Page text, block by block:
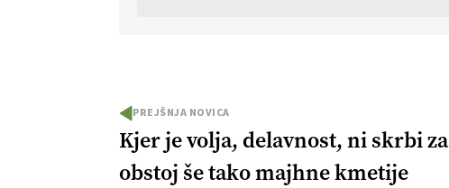
PREJŠNJA NOVICA
Kjer je volja, delavnost, ni skrbi za
obstoj še tako majhne kmetije